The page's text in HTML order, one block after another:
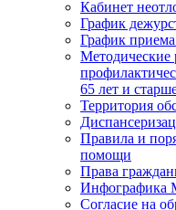
Кабинет
График
График
Методические
65 лет и
Территория
Правила и
помощи
Права
Инфографика
Согласие на